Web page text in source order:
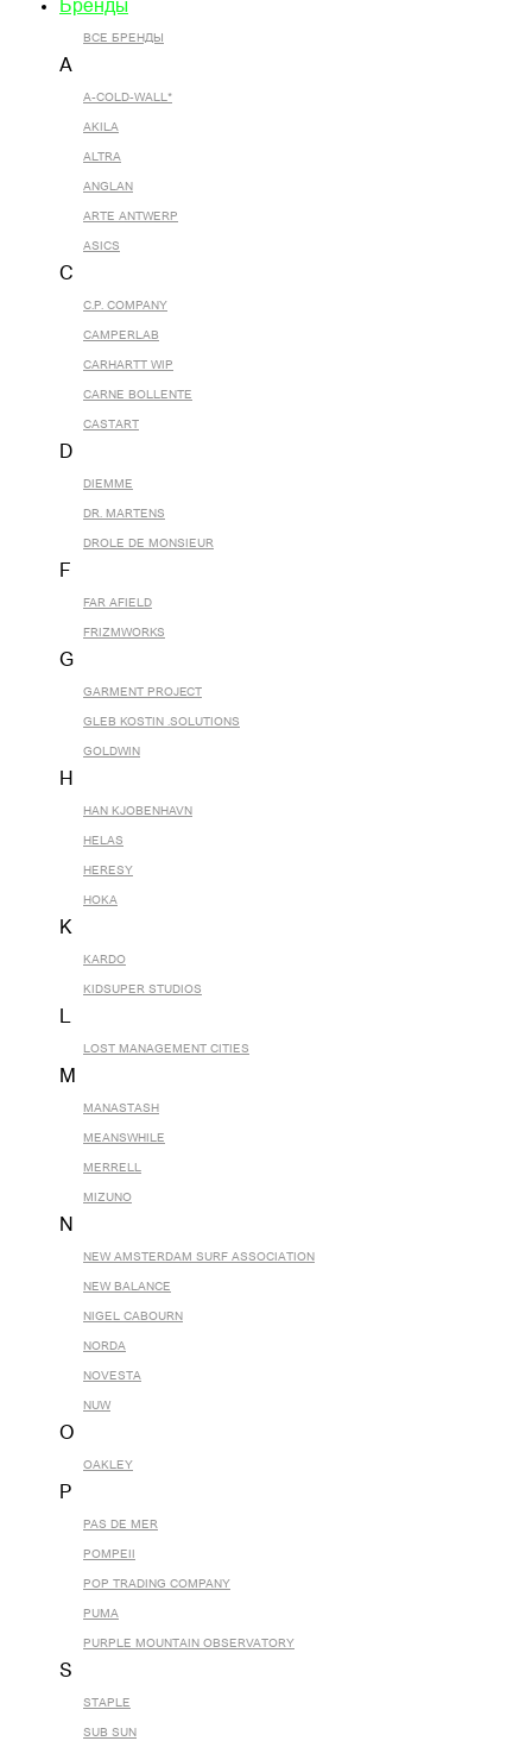
Бренды
ВСЕ БРЕНДЫ
A
A-COLD-WALL*
AKILA
ALTRA
ANGLAN
ARTE ANTWERP
ASICS
C
C.P. COMPANY
CAMPERLAB
CARHARTT WIP
CARNE BOLLENTE
CASTART
D
DIEMME
DR. MARTENS
DROLE DE MONSIEUR
F
FAR AFIELD
FRIZMWORKS
G
GARMENT PROJECT
GLEB KOSTIN .SOLUTIONS
GOLDWIN
H
HAN KJOBENHAVN
HELAS
HERESY
HOKA
K
KARDO
KIDSUPER STUDIOS
L
LOST MANAGEMENT CITIES
M
MANASTASH
MEANSWHILE
MERRELL
MIZUNO
N
NEW AMSTERDAM SURF ASSOCIATION
NEW BALANCE
NIGEL CABOURN
NORDA
NOVESTA
NUW
O
OAKLEY
P
PAS DE MER
POMPEII
POP TRADING COMPANY
PUMA
PURPLE MOUNTAIN OBSERVATORY
S
STAPLE
SUB SUN